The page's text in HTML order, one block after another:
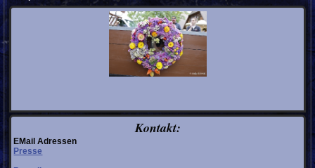
Kontakt:
EMail Adressen
Presse